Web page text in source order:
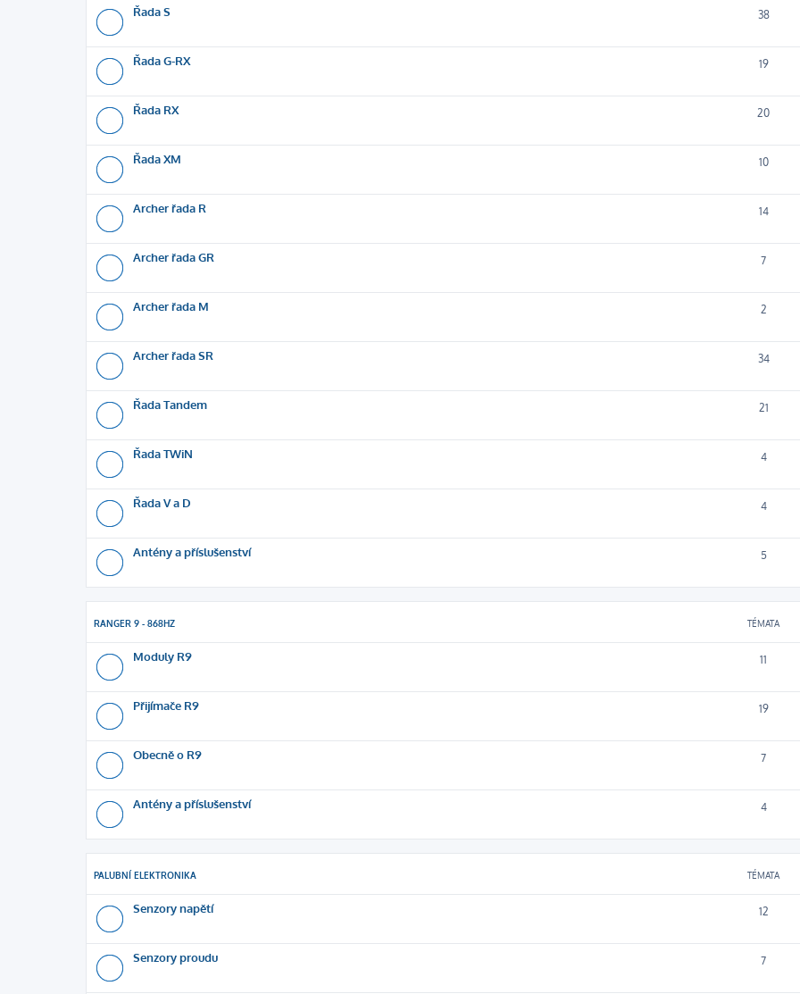
Řada S 38
Řada G-RX 19
Řada RX 20
Řada XM 10
Archer řada R 14
Archer řada GR 7
Archer řada M 2
Archer řada SR 34
Řada Tandem 21
Řada TWiN 4
Řada V a D 4
Antény a příslušenství 5
RANGER 9 - 868HZ TÉMATA
Moduly R9 11
Přijímače R9 19
Obecně o R9 7
Antény a příslušenství 4
PALUBNÍ ELEKTRONIKA TÉMATA
Senzory napětí 12
Senzory proudu 7